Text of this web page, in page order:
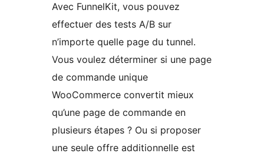
Avec FunnelKit, vous pouvez
effectuer des tests A/B sur
n’importe quelle page du tunnel.
Vous voulez déterminer si une page
de commande unique
WooCommerce convertit mieux
qu’une page de commande en
plusieurs étapes ? Ou si proposer
une seule offre additionnelle est